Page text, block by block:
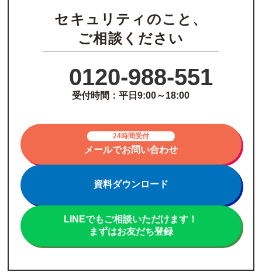
セキュリティのこと、
ご相談ください
0120-988-551
受付時間：平日9:00～18:00
24時間受付
メールでお問い合わせ
資料ダウンロード
LINEでもご相談いただけます！
まずはお友だち登録